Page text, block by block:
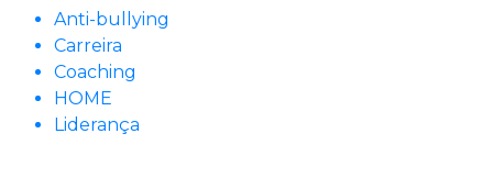
Anti-bullying
Carreira
Coaching
HOME
Liderança